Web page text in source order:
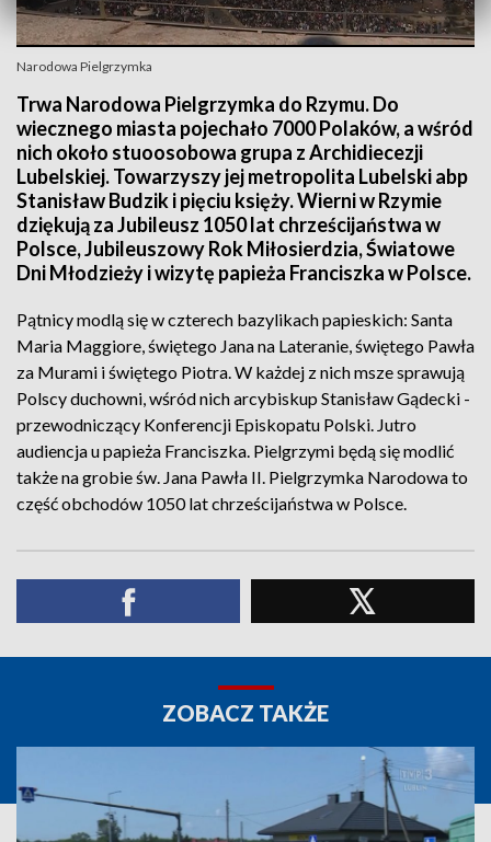
Narodowa Pielgrzymka
Trwa Narodowa Pielgrzymka do Rzymu. Do
wiecznego miasta pojechało 7000 Polaków, a wśród
nich około stuoosobowa grupa z Archidiecezji
Lubelskiej. Towarzyszy jej metropolita Lubelski abp
Stanisław Budzik i pięciu księży. Wierni w Rzymie
dziękują za Jubileusz 1050 lat chrześcijaństwa w
Polsce, Jubileuszowy Rok Miłosierdzia, Światowe
Dni Młodzieży i wizytę papieża Franciszka w Polsce.
Pątnicy modlą się w czterech bazylikach papieskich: Santa
Maria Maggiore, świętego Jana na Lateranie, świętego Pawła
za Murami i świętego Piotra. W każdej z nich msze sprawują
Polscy duchowni, wśród nich arcybiskup Stanisław Gądecki -
przewodniczący Konferencji Episkopatu Polski. Jutro
audiencja u papieża Franciszka. Pielgrzymi będą się modlić
także na grobie św. Jana Pawła II. Pielgrzymka Narodowa to
część obchodów 1050 lat chrześcijaństwa w Polsce.
ZOBACZ TAKŻE